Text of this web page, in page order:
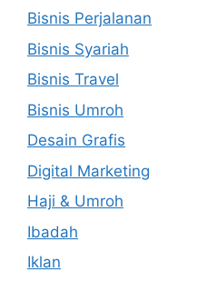
Bisnis Perjalanan
Bisnis Syariah
Bisnis Travel
Bisnis Umroh
Desain Grafis
Digital Marketing
Haji & Umroh
Ibadah
Iklan